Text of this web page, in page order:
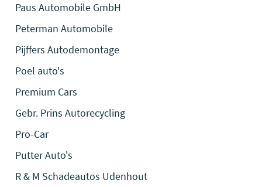
Paus Automobile GmbH
Peterman Automobile
Pijffers Autodemontage
Poel auto's
Premium Cars
Gebr. Prins Autorecycling
Pro-Car
Putter Auto's
R & M Schadeautos Udenhout